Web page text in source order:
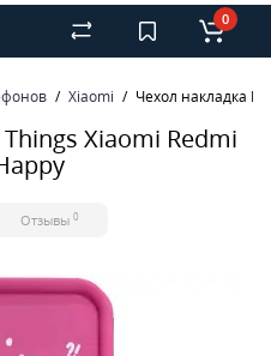
0
Xiaomi Чехол накладка
Xiaomi Redmi
Отзывы 0